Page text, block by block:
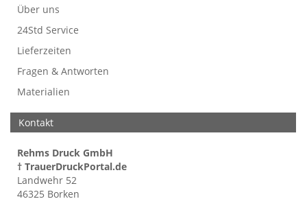
Über uns
24Std Service
Lieferzeiten
Fragen & Antworten
Materialien
Kontakt
Rehms Druck GmbH
† TrauerDruckPortal.de
Landwehr 52
46325 Borken